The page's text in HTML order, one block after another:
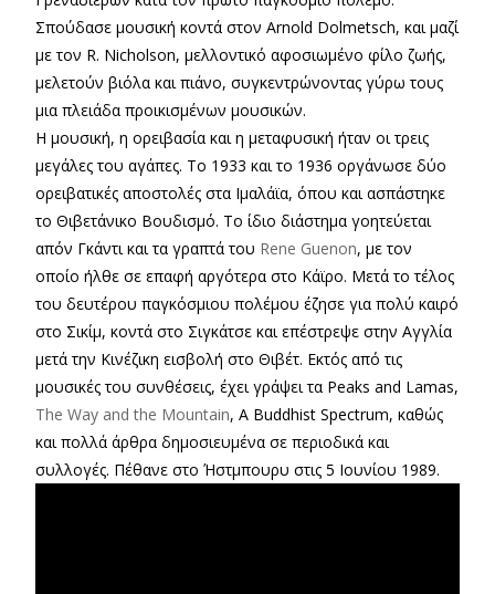
Σπούδασε μουσική κοντά στον Arnold Dolmetsch, και μαζί
με τον R. Nicholson, μελλοντικό αφοσιωμένο φίλο ζωής,
μελετούν βιόλα και πιάνο, συγκεντρώνοντας γύρω τους
μια πλειάδα προικισμένων μουσικών.
Η μουσική, η ορειβασία και η μεταφυσική ήταν οι τρεις
μεγάλες του αγάπες. Το 1933 και το 1936 οργάνωσε δύο
ορειβατικές αποστολές στα Ιμαλάϊα, όπου και ασπάστηκε
το Θιβετάνικο Βουδισμό. Το ίδιο διάστημα γοητεύεται
απόν Γκάντι και τα γραπτά του Rene Guenon, με τον
οποίο ήλθε σε επαφή αργότερα στο Κάϊρο. Μετά το τέλος
του δευτέρου παγκόσμιου πολέμου έζησε για πολύ καιρό
στο Σικίμ, κοντά στο Σιγκάτσε και επέστρεψε στην Αγγλία
μετά την Κινέζικη εισβολή στο Θιβέτ. Εκτός από τις
μουσικές του συνθέσεις, έχει γράψει τα Peaks and Lamas,
The Way and the Mountain, A Buddhist Spectrum, καθώς
και πολλά άρθρα δημοσιευμένα σε περιοδικά και
συλλογές. Πέθανε στο Ήστμπουρυ στις 5 Ιουνίου 1989.